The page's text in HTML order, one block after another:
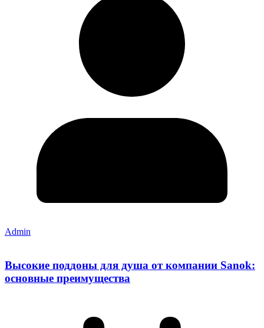
Admin
Высокие поддоны для душа от компании Sanok:
основные преимущества